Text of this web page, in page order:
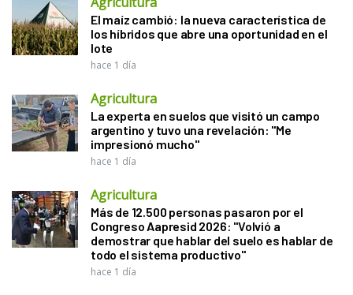
El maíz cambió: la nueva característica de
los híbridos que abre una oportunidad en el
lote
hace 1 día
Agricultura
La experta en suelos que visitó un campo
argentino y tuvo una revelación: "Me
impresionó mucho"
hace 1 día
Agricultura
Más de 12.500 personas pasaron por el
Congreso Aapresid 2026: "Volvió a
demostrar que hablar del suelo es hablar de
todo el sistema productivo"
hace 1 día